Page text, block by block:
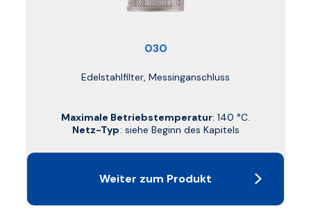
030
Edelstahlfilter, Messinganschluss
Maximale Betriebstemperatur: 140 °C.
Netz-Typ: siehe Beginn des Kapitels
Weiter zum Produkt